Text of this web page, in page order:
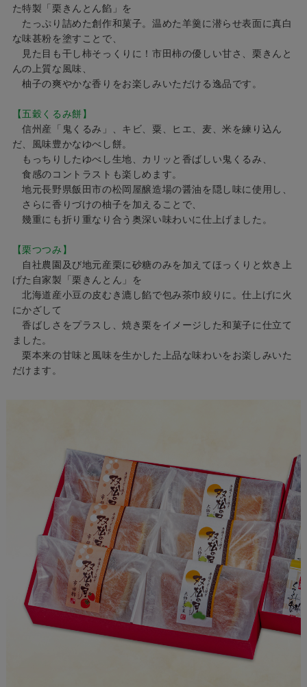
た特製「栗きんとん餡」を
たっぷり詰めた創作和菓子。温めた羊羹に潜らせ表面に真白
な味甚粉を塗すことで、
見た目も干し柿そっくりに！市田柿の優しい甘さ、栗きんと
んの上質な風味、
柚子の爽やかな香りをお楽しみいただける逸品です。
【五穀くるみ餅】
信州産「鬼くるみ」、キビ、粟、ヒエ、麦、米を練り込ん
だ、風味豊かなゆべし餅。
もっちりしたゆべし生地、カリッと香ばしい鬼くるみ、
食感のコントラストも楽しめます。
地元長野県飯田市の松岡屋醸造場の醤油を隠し味に使用し、
さらに香りづけの柚子を加えることで、
幾重にも折り重なり合う奥深い味わいに仕上げました。
【栗つつみ】
自社農園及び地元産栗に砂糖のみを加えてほっくりと炊き上
げた自家製「栗きんとん」を
北海道産小豆の皮むき漉し餡で包み茶巾絞りに。仕上げに火
にかざして
香ばしさをプラスし、焼き栗をイメージした和菓子に仕立て
ました。
栗本来の甘味と風味を生かした上品な味わいをお楽しみいた
だけます。